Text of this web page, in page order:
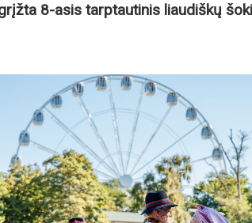
8-asis tarptautinis liaudiškų